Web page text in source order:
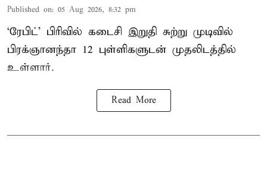
Published on: 05 Aug 2026, 8:32 pm
‘ரேபிட்’ பிரிவில் கடைசி இறுதி சுற்று முடிவில்
பிரக்ஞானந்தா 12 புள்ளிகளுடன் முதலிடத்தில்
உள்ளார்.
Read More